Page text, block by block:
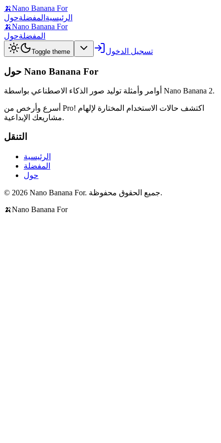
🍌Nano Banana For
الرئيسية المفضلةحول
🍌Nano Banana For
المفضلةحول
Toggle theme تسجيل الدخول
حول Nano Banana For
أوامر وأمثلة توليد صور الذكاء الاصطناعي بواسطة Nano Banana 2.
أسرع وأرخص من Pro! اكتشف حالات الاستخدام المختارة لإلهام
مشاريعك الإبداعية.
التنقل
الرئيسية
المفضلة
حول
© 2026 Nano Banana For. جميع الحقوق محفوظة.
🍌Nano Banana For